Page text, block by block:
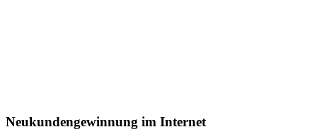
Neukundengewinnung im Internet